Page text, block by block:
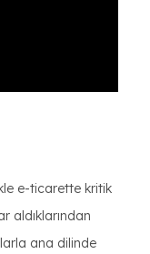
e-ticarette kritik
aldıklarından
ana dilinde